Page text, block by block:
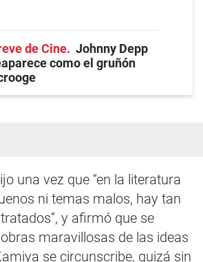
de Cine
Johnny Depp
como el gruñón
una vez que “en la literatura
ni temas malos, hay tan
y afirmó que se
maravillosas de las ideas
se circunscribe, quizá sin